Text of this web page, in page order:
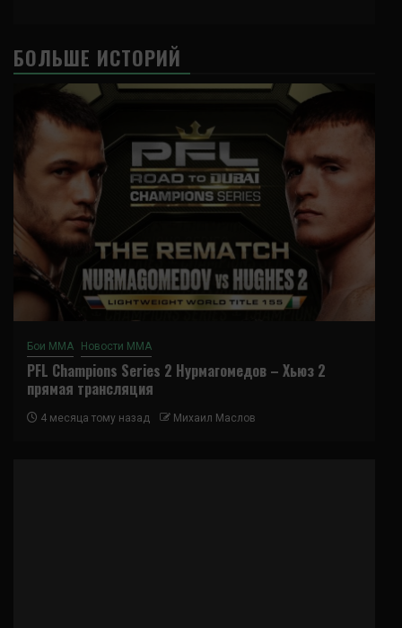
БОЛЬШЕ ИСТОРИЙ
Бои ММА Новости ММА
PFL Champions Series 2 Нурмагомедов – Хьюз 2
прямая трансляция
4 месяца тому назад Михаил Маслов